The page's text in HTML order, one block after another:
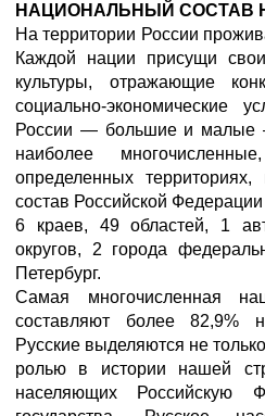
НАЦИОНАЛЬНЫЙ СОСТАВ
На территории России
Каждой нации присущи
культуры, отражающие
социально-экономические
России — большие и малые
наиболее
определенных
состав Российской
6 краев, 49 областей, 1
округов, 2 города
Петербург.
Самая многочисленная
составляют более 82,9%
Русские выделяются не
ролью в истории нашей
населяющих Российскую